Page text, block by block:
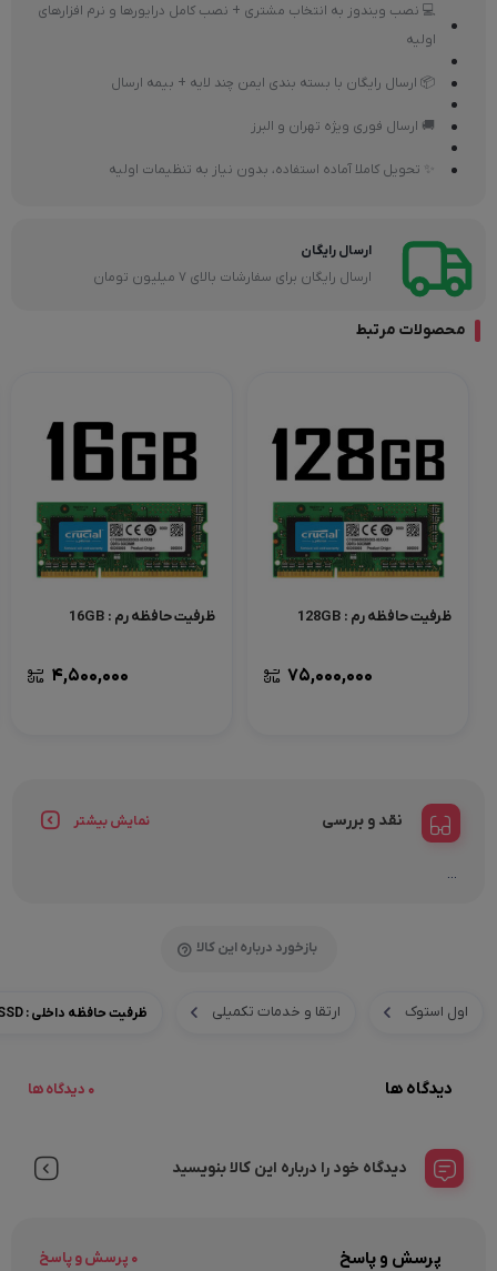
💻 نصب ویندوز به انتخاب مشتری + نصب کامل درایورها و نرم افزارهای
اولیه
📦 ارسال رایگان با بسته بندی ایمن چند لایه + بیمه ارسال
🚚 ارسال فوری ویژه تهران و البرز
✨ تحویل کاملا آماده استفاده، بدون نیاز به تنظیمات اولیه
ارسال رایگان
ارسال رایگان برای سفارشات بالای 7 میلیون تومان
محصولات مرتبط
ظرفیت حافظه رم : 128GB
75,000,000
ظرفیت حافظه رم : 16GB
4,500,000
نقد و بررسی نمایش بیشتر
...
بازخورد درباره این کالا
اول استوک ارتقا و خدمات تکمیلی ظرفیت حافظه داخلی : 4TB SSD
دیدگاه ها 0 دیدگاه ها
دیدگاه خود را درباره این کالا بنویسید
پرسش و پاسخ 0 پرسش و پاسخ